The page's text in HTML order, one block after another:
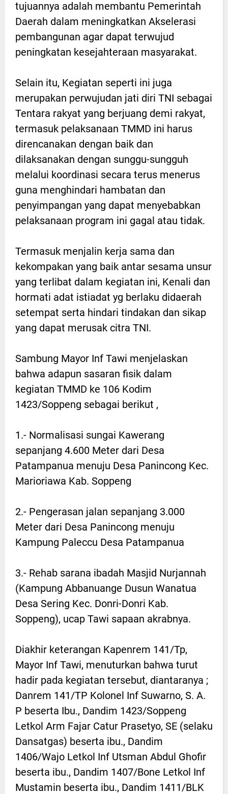
tujuannya adalah membantu Pemerintah
Daerah dalam meningkatkan Akselerasi
pembangunan agar dapat terwujud
peningkatan kesejahteraan masyarakat.
Selain itu, Kegiatan seperti ini juga
merupakan perwujudan jati diri TNI sebagai
Tentara rakyat yang berjuang demi rakyat,
termasuk pelaksanaan TMMD ini harus
direncanakan dengan baik dan
dilaksanakan dengan sunggu-sungguh
melalui koordinasi secara terus menerus
guna menghindari hambatan dan
penyimpangan yang dapat menyebabkan
pelaksanaan program ini gagal atau tidak.
Termasuk menjalin kerja sama dan
kekompakan yang baik antar sesama unsur
yang terlibat dalam kegiatan ini, Kenali dan
hormati adat istiadat yg berlaku didaerah
setempat serta hindari tindakan dan sikap
yang dapat merusak citra TNI.
Sambung Mayor Inf Tawi menjelaskan
bahwa adapun sasaran fisik dalam
kegiatan TMMD ke 106 Kodim
1423/Soppeng sebagai berikut ,
1.- Normalisasi sungai Kawerang
sepanjang 4.600 Meter dari Desa
Patampanua menuju Desa Panincong Kec.
Marioriawa Kab. Soppeng
2.- Pengerasan jalan sepanjang 3.000
Meter dari Desa Panincong menuju
Kampung Paleccu Desa Patampanua
3.- Rehab sarana ibadah Masjid Nurjannah
(Kampung Abbanuange Dusun Wanatua
Desa Sering Kec. Donri-Donri Kab.
Soppeng), ucap Tawi sapaan akrabnya.
Diakhir keterangan Kapenrem 141/Tp,
Mayor Inf Tawi, menuturkan bahwa turut
hadir pada kegiatan tersebut, diantaranya ;
Danrem 141/TP Kolonel Inf Suwarno, S. A.
P beserta Ibu., Dandim 1423/Soppeng
Letkol Arm Fajar Catur Prasetyo, SE (selaku
Dansatgas) beserta ibu., Dandim
1406/Wajo Letkol Inf Utsman Abdul Ghofir
beserta ibu., Dandim 1407/Bone Letkol Inf
Mustamin beserta ibu., Dandim 1411/BLK